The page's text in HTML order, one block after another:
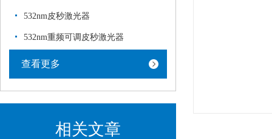
532nm皮秒激光器
532nm重频可调皮秒激光器
查看更多
相关文章